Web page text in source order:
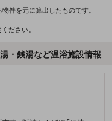
件を元に算出したものです。
ださい。
・銭湯など温浴施設情報